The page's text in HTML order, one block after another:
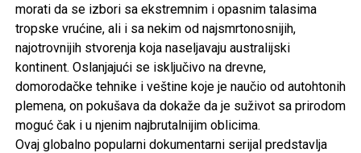
morati da se izbori sa ekstremnim i opasnim talasima
tropske vrućine, ali i sa nekim od najsmrtonosnijih,
najotrovnijih stvorenja koja naseljavaju australijski
kontinent. Oslanjajući se isključivo na drevne,
domorodačke tehnike i veštine koje je naučio od autohtonih
plemena, on pokušava da dokaže da je suživot sa prirodom
moguć čak i u njenim najbrutalnijim oblicima.
Ovaj globalno popularni dokumentarni serijal predstavlja